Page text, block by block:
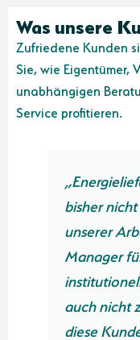
Was unsere
Zufriedene Kunden
Sie, wie Eigentümer,
unabhängigen
Service profitieren.
Fokus
war dies
da